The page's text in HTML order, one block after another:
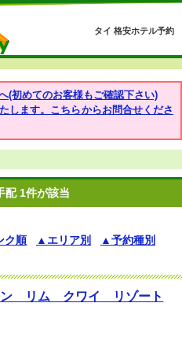
タイ 格安ホテル予約
(初めてのお客様もご確認下さい)
します。こちらからお問合せくださ
配 1件が該当
ク順 ▲エリア別 ▲予約種別
ン リム クワイ リゾート